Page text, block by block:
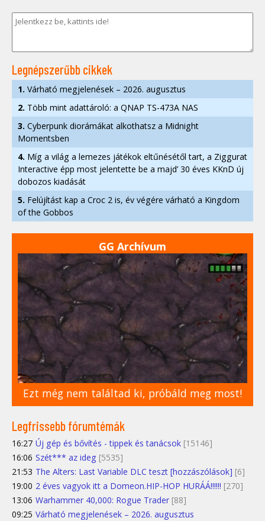
Legnépszerűbb cikkek
1. Várható megjelenések – 2026. augusztus
2. Több mint adattároló: a QNAP TS-473A NAS
3. Cyberpunk diorámákat alkothatsz a Midnight
Momentsben
4. Míg a világ a lemezes játékok eltűnésétől tart, a Ziggurat
Interactive épp most jelentette be a majd’ 30 éves KKnD új
dobozos kiadását
5. Felújítást kap a Croc 2 is, év végére várható a Kingdom
of the Gobbos
GG Archívum
Ezt még nem találtad ki, próbáld meg most!
Legfrissebb fórumtémák
16:27 Új gép és bővítés - tippek és tanácsok [15146]
16:06 Szét*** az ideg [5535]
21:53 The Alters: Last Variable DLC teszt [hozzászólások] [6]
19:00 2 éves vagyok itt a Domeon.HIP-HOP HURÁÁ!!!!!! [270]
13:06 Warhammer 40,000: Rogue Trader [88]
09:25 Várható megjelenések – 2026. augusztus